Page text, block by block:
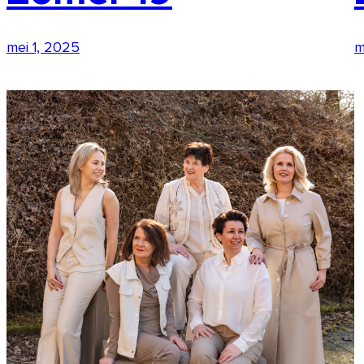
mei 1, 2025